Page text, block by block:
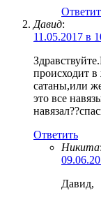
Давид:
11.05.2017 в
происходит в
сатаны,или
это все
Ответить
Никита:
Давид,